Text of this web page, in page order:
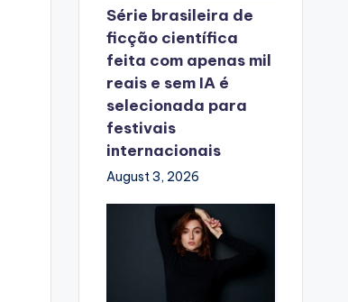
Série brasileira de
ficção científica
feita com apenas mil
reais e sem IA é
selecionada para
festivais
internacionais
August 3, 2026